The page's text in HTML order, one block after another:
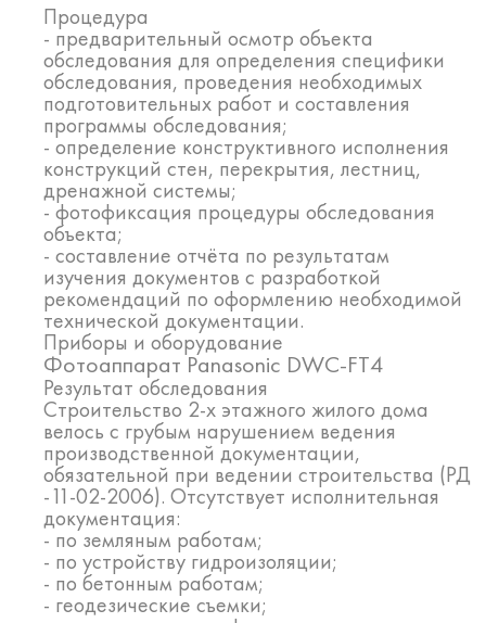
Процедура
- предварительный осмотр объекта
обследования для определения специфики
обследования, проведения необходимых
подготовительных работ и составления
программы обследования;
- определение конструктивного исполнения
конструкций стен, перекрытия, лестниц,
дренажной системы;
- фотофиксация процедуры обследования
объекта;
- составление отчёта по результатам
изучения документов с разработкой
рекомендаций по оформлению необходимой
технической документации.
Приборы и оборудование
Фотоаппарат Panasonic DWC-FT4
Результат обследования
Строительство 2-х этажного жилого дома
велось с грубым нарушением ведения
производственной документации,
обязательной при ведении строительства (РД
-11-02-2006). Отсутствует исполнительная
документация:
- по земляным работам;
- по устройству гидроизоляции;
- по бетонным работам;
- геодезические съемки;